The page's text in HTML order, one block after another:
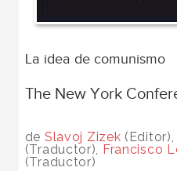
La idea de comunismo
The New York
de Slavoj Zizek
(Traductor), Francisco
(Traductor)